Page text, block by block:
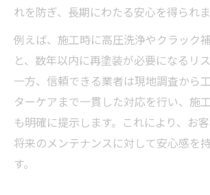
れを防ぎ、長期にわたる安心を得られま
例えば、施工時に高圧洗浄やクラック
と、数年以内に再塗装が必要になるリス
一方、信頼できる業者は現地調査から
ターケアまで一貫した対応を行い、施
も明確に提示します。これにより、お
将来のメンテナンスに対して安心感を
す。